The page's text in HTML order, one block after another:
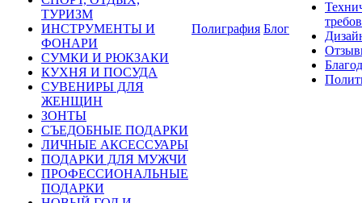
ТУРИЗМ
ИНСТРУМЕНТЫ И
ФОНАРИ
СУМКИ И РЮКЗАКИ
КУХНЯ И ПОСУДА
СУВЕНИРЫ ДЛЯ
ЖЕНЩИН
ЗОНТЫ
СЪЕДОБНЫЕ ПОДАРКИ
ЛИЧНЫЕ АКСЕССУАРЫ
ПОДАРКИ ДЛЯ МУЖЧИ
ПРОФЕССИОНАЛЬНЫЕ
ПОДАРКИ
Полиграфия Блог